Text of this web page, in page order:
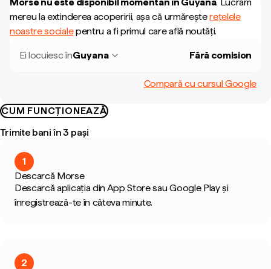
mereu la extinderea acoperirii, așa că urmăreșterețelele
noastre socialepentru a fi primul care află noutăți.
Ei locuiesc înGuyana Fără comision
Compară cu cursul Google
CUM FUNCȚIONEAZĂ
Trimite bani în 3 pași
1
Descarcă Morse
Descarcă aplicația din App Store sau Google Play și
înregistrează-te în câteva minute.
2